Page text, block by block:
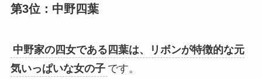
第3位：中野四葉
中野家の四女である四葉は、リボンが特徴的な元
気いっぱいな女の子 です。